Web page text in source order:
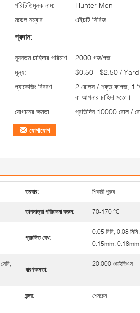
পরিচিতিমুলক নাম:
Hunter Men
মডেল নম্বার:
এইচটি সিরিজ
প্রদান:
ন্যূনতম চাহিদার পরিমাণ:
2000 গজ/গজ
মূল্য:
$0.50 - $2.50 / Yard
প্যাকেজিং বিবরণ:
2 রোলস / শক্ত কাগজ, 1
বা আপনার চাহিদা মতো।
যোগানের ক্ষমতা:
প্রতিদিন 10000 রোল /
যোগাযোগ
তরবার: শিকারী পুরুষ
তাপমাত্রা পরিচালনা করুন: 70-170 ℃
প্রচলিত বেধ:
0.05 মিমি, 0.08
0.15mm, 0.18mm
ধারণক্ষমতা:
20,000 ওয়াইডিএস
বন্দর: শেনচেন